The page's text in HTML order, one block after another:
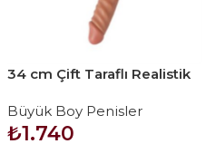
34 cm Çift Taraflı Realistik
Büyük Boy Penisler
₺1.740